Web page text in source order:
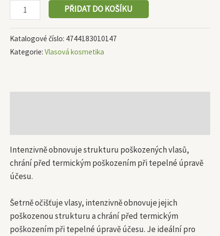
PŘIDAT DO KOŠÍKU
Katalogové číslo: 4744183010147
Kategorie: Vlasová kosmetika
Intenzivně obnovuje strukturu poškozených vlasů,
chrání před termickým poškozením při tepelné úpravě
účesu.
Šetrně očišťuje vlasy, intenzivně obnovuje jejich
poškozenou strukturu a chrání před termickým
poškozením při tepelné úpravě účesu. Je ideální pro